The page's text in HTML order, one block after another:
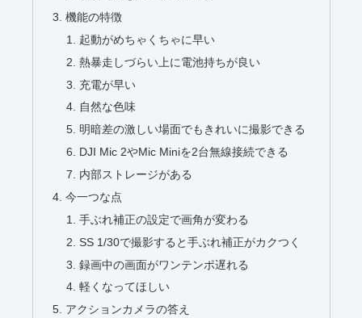
機能の特徴
起動がめちゃくちゃに早い
熱暴走しづらい上に電池持ちが良い
充電が早い
自然な色味
明暗差の激しい場面でもきれいに撮影できる
DJI Mic 2やMic Miniを2台無線接続できる
内部ストレージがある
今一つな点
手ぶれ補正の設定で画角が変わる
SS 1/30で撮影すると手ぶれ補正がカクつく
録画中の画面がワンテンポ遅れる
軽くなってほしい
アクションカメラの答え